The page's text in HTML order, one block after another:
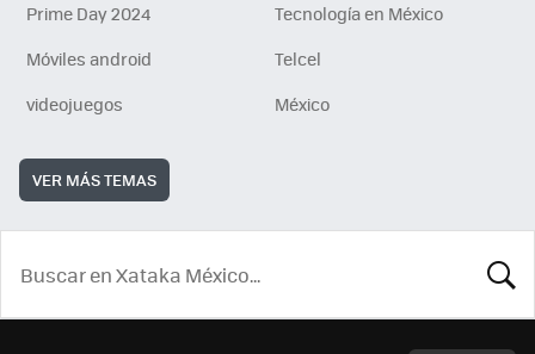
Prime Day 2024
Tecnología en México
Móviles android
Telcel
videojuegos
México
VER MÁS TEMAS